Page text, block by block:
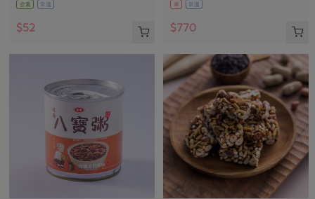
素食專區
高麗菜海鮮煎餅
地區活動
全素 常溫
$52
葷 常溫
$770